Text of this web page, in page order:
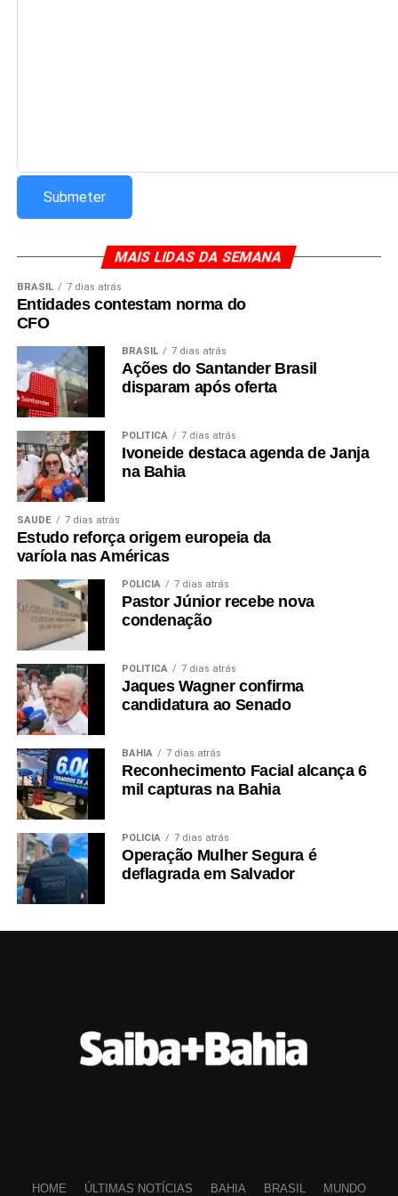
MAIS LIDAS DA SEMANA
BRASIL 7 dias atrás
Entidades contestam norma do
CFO
BRASIL 7 dias atrás
Ações do Santander Brasil
disparam após oferta
POLÍTICA 7 dias atrás
Ivoneide destaca agenda de Janja
na Bahia
SAÚDE 7 dias atrás
Estudo reforça origem europeia da
varíola nas Américas
POLÍCIA 7 dias atrás
Pastor Júnior recebe nova
condenação
POLÍTICA 7 dias atrás
Jaques Wagner confirma
candidatura ao Senado
BAHIA 7 dias atrás
Reconhecimento Facial alcança 6
mil capturas na Bahia
POLÍCIA 7 dias atrás
Operação Mulher Segura é
deflagrada em Salvador
HOME ÚLTIMAS NOTÍCIAS BAHIA BRASIL MUNDO